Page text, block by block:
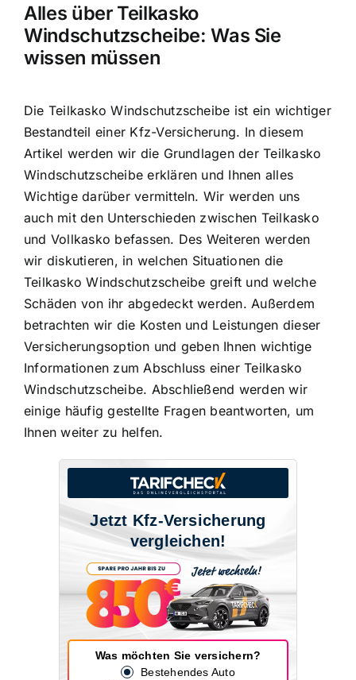
Alles über Teilkasko
Windschutzscheibe: Was Sie
wissen müssen
Die Teilkasko Windschutzscheibe ist ein wichtiger
Bestandteil einer Kfz-Versicherung. In diesem
Artikel werden wir die Grundlagen der Teilkasko
Windschutzscheibe erklären und Ihnen alles
Wichtige darüber vermitteln. Wir werden uns
auch mit den Unterschieden zwischen Teilkasko
und Vollkasko befassen. Des Weiteren werden
wir diskutieren, in welchen Situationen die
Teilkasko Windschutzscheibe greift und welche
Schäden von ihr abgedeckt werden. Außerdem
betrachten wir die Kosten und Leistungen dieser
Versicherungsoption und geben Ihnen wichtige
Informationen zum Abschluss einer Teilkasko
Windschutzscheibe. Abschließend werden wir
einige häufig gestellte Fragen beantworten, um
Ihnen weiter zu helfen.
Jetzt Kfz-Versicherung
vergleichen!
Was möchten Sie versichern?
Bestehendes Auto